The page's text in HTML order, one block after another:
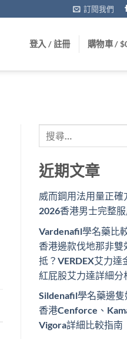
訂閱我們
登入 / 註冊 購物車 /$
近期文章
威而鋼用法用量正確
2026香港男士完整
Vardenafil學名藥比
香港邊款伐地那非雙
抵？VERDEX艾力達
紅屁股艾力達詳細分
Sildenafil學名藥邊
香港Cenforce、
Vigora詳細比較指南